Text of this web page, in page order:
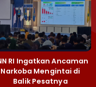
RI Ingatkan Ancaman
Narkoba Mengintai di
Balik Pesatnya